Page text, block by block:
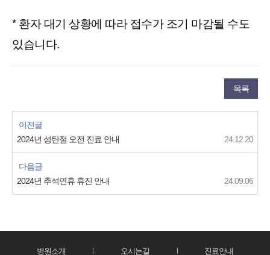
* 환자 대기 상황에 따라 접수가 조기 마감될 수도
있습니다.
목록
이전글
2024년 성탄절 오전 진료 안내
24.12.20
다음글
2024년 추석연휴 휴진 안내
24.09.06
병원소개 오시는길 진료안내